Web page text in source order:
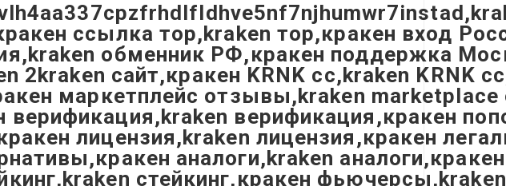
ссылка тор,kraken тор,кракен вход
обменник РФ,кракен поддержка
2kraken сайт,кракен KRNK cc,kraken KRNK
маркетплейс отзывы,kraken
верификация,kraken верификация,кракен
лицензия,kraken лицензия,кракен
аналоги,kraken
стейкинг,кракен